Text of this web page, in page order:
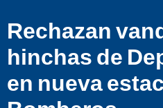
Rechazan
hinchas de
en nueva